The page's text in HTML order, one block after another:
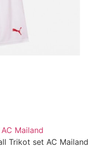
AC Mailand
Trikot set AC Mailand